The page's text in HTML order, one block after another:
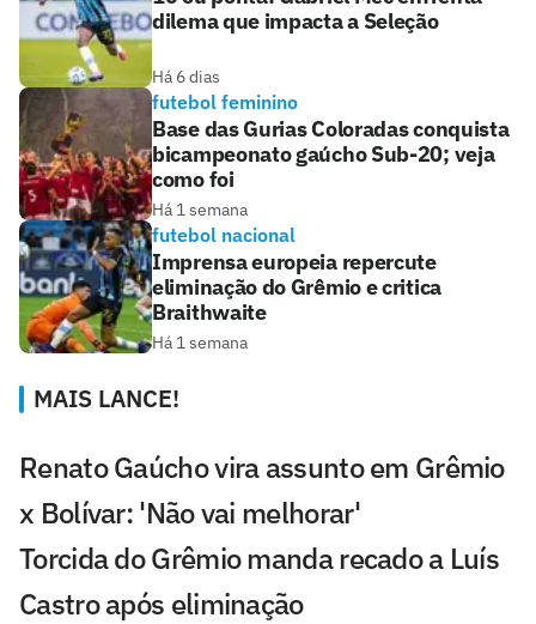
dilema que impacta a Seleção
Há 6 dias
futebol feminino
Base das Gurias Coloradas conquista
bicampeonato gaúcho Sub-20; veja
como foi
Há 1 semana
futebol nacional
Imprensa europeia repercute
eliminação do Grêmio e critica
Braithwaite
Há 1 semana
MAIS LANCE!
Renato Gaúcho vira assunto em Grêmio
x Bolívar: 'Não vai melhorar'
Torcida do Grêmio manda recado a Luís
Castro após eliminação